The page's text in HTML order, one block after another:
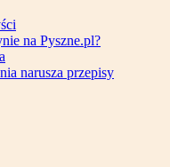
na Pyszne.pl?
narusza przepisy